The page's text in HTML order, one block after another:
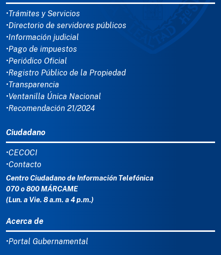
•Trámites y Servicios
•Directorio de servidores públicos
•Información judicial
•Pago de impuestos
•Periódico Oficial
•Registro Público de la Propiedad
•Transparencia
•Ventanilla Única Nacional
•Recomendación 21/2024
Ciudadano
•CECOCI
•Contacto
Centro Ciudadano de Información Telefónica
070 o 800 MÁRCAME
(Lun. a Vie. 8 a.m. a 4 p.m.)
Acerca de
•Portal Gubernamental